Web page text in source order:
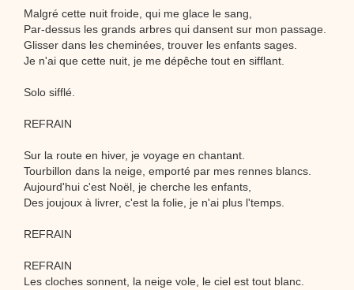
Malgré cette nuit froide, qui me glace le sang,
Par-dessus les grands arbres qui dansent sur mon passage.
Glisser dans les cheminées, trouver les enfants sages.
Je n'ai que cette nuit, je me dépêche tout en sifflant.
Solo sifflé.
REFRAIN
Sur la route en hiver, je voyage en chantant.
Tourbillon dans la neige, emporté par mes rennes blancs.
Aujourd'hui c'est Noël, je cherche les enfants,
Des joujoux à livrer, c'est la folie, je n'ai plus l'temps.
REFRAIN
REFRAIN
Les cloches sonnent, la neige vole, le ciel est tout blanc.